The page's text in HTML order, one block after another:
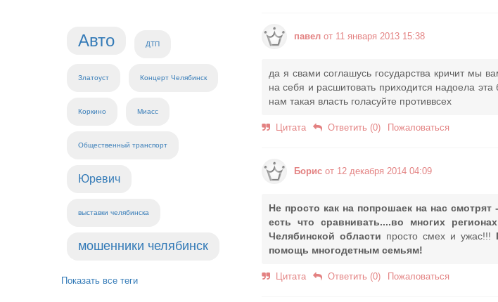
Авто ДТП
Златоуст Концерт Челябинск
Коркино Миасс
Общественный транспорт
Юревич
выставки челябинска
мошенники челябинск
Показать все теги
павел от 11 января 2013 15:38
да я свами соглашусь государства кричит мы
на себя и расшитовать приходится надоела
нам такая власть голасуйте противвсех
Цитата Ответить (0) Пожаловаться
Борис от 12 декабря 2014 04:09
Не просто как на попрошаек на нас
есть что сравнивать....во многих
Челябинской области просто смех и ужас!!!
помощь многодетным семьям!
Цитата Ответить (0) Пожаловаться